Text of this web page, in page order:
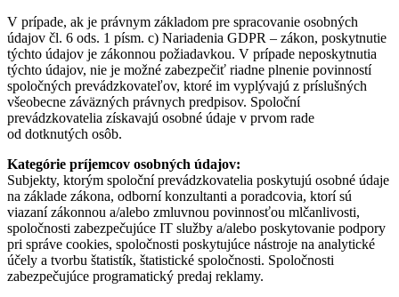
V prípade, ak je právnym základom pre spracovanie osobných
údajov čl. 6 ods. 1 písm. c) Nariadenia GDPR – zákon, poskytnutie
týchto údajov je zákonnou požiadavkou. V prípade neposkytnutia
týchto údajov, nie je možné zabezpečiť riadne plnenie povinností
spoločných prevádzkovateľov, ktoré im vyplývajú z príslušných
všeobecne záväzných právnych predpisov. Spoloční
prevádzkovatelia získavajú osobné údaje v prvom rade
od dotknutých osôb.
Kategórie príjemcov osobných údajov:
Subjekty, ktorým spoloční prevádzkovatelia poskytujú osobné údaje
na základe zákona, odborní konzultanti a poradcovia, ktorí sú
viazaní zákonnou a/alebo zmluvnou povinnosťou mlčanlivosti,
spoločnosti zabezpečujúce IT služby a/alebo poskytovanie podpory
pri správe cookies, spoločnosti poskytujúce nástroje na analytické
účely a tvorbu štatistík, štatistické spoločnosti. Spoločnosti
zabezpečujúce programatický predaj reklamy.